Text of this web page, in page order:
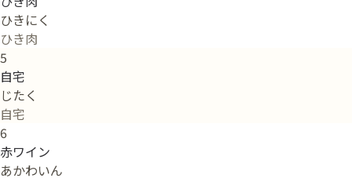
ひきにく
ひき肉
5
自宅
じたく
自宅
6
赤ワイン
あかわいん